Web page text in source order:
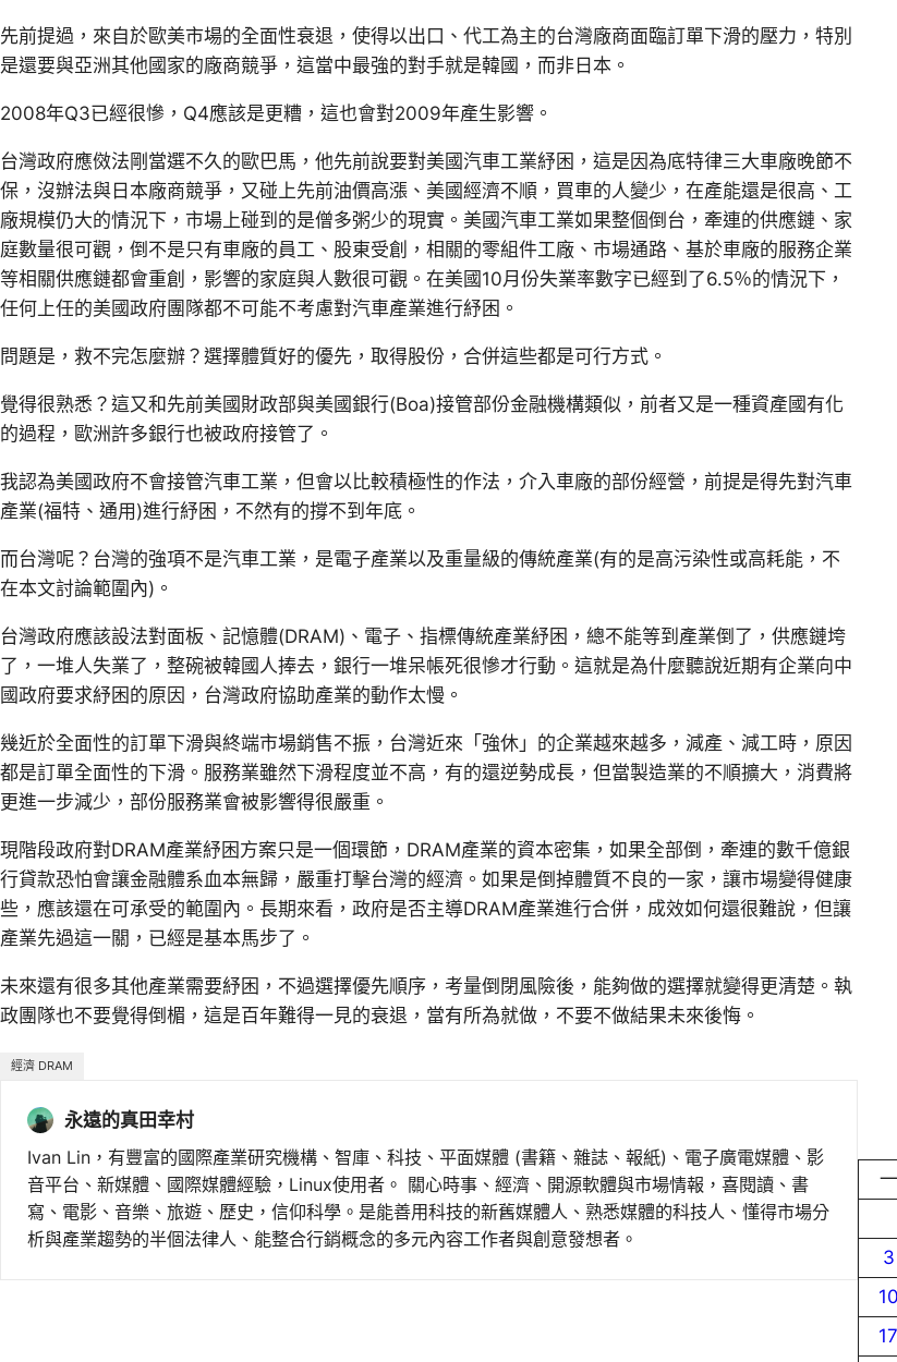
先前提過，來自於歐美市場的全面性衰退，使得以出口、代工為主的台灣廠商面臨訂單下滑的壓力，特別
是還要與亞洲其他國家的廠商競爭，這當中最強的對手就是韓國，而非日本。
2008年Q3已經很慘，Q4應該是更糟，這也會對2009年產生影響。
台灣政府應傚法剛當選不久的歐巴馬，他先前說要對美國汽車工業紓困，這是因為底特律三大車廠晚節不
保，沒辦法與日本廠商競爭，又碰上先前油價高漲、美國經濟不順，買車的人變少，在產能還是很高、工
廠規模仍大的情況下，市場上碰到的是僧多粥少的現實。美國汽車工業如果整個倒台，牽連的供應鏈、家
庭數量很可觀，倒不是只有車廠的員工、股東受創，相關的零組件工廠、市場通路、基於車廠的服務企業
等相關供應鏈都會重創，影響的家庭與人數很可觀。在美國10月份失業率數字已經到了6.5％的情況下，
任何上任的美國政府團隊都不可能不考慮對汽車產業進行紓困。
問題是，救不完怎麼辦？選擇體質好的優先，取得股份，合併這些都是可行方式。
覺得很熟悉？這又和先前美國財政部與美國銀行(Boa)接管部份金融機構類似，前者又是一種資產國有化
的過程，歐洲許多銀行也被政府接管了。
我認為美國政府不會接管汽車工業，但會以比較積極性的作法，介入車廠的部份經營，前提是得先對汽車
產業(福特、通用)進行紓困，不然有的撐不到年底。
而台灣呢？台灣的強項不是汽車工業，是電子產業以及重量級的傳統產業(有的是高污染性或高耗能，不
在本文討論範圍內)。
台灣政府應該設法對面板、記憶體(DRAM)、電子、指標傳統產業紓困，總不能等到產業倒了，供應鏈垮
了，一堆人失業了，整碗被韓國人捧去，銀行一堆呆帳死很慘才行動。這就是為什麼聽說近期有企業向中
國政府要求紓困的原因，台灣政府協助產業的動作太慢。
幾近於全面性的訂單下滑與終端市場銷售不振，台灣近來「強休」的企業越來越多，減產、減工時，原因
都是訂單全面性的下滑。服務業雖然下滑程度並不高，有的還逆勢成長，但當製造業的不順擴大，消費將
更進一步減少，部份服務業會被影響得很嚴重。
現階段政府對DRAM產業紓困方案只是一個環節，DRAM產業的資本密集，如果全部倒，牽連的數千億銀
行貸款恐怕會讓金融體系血本無歸，嚴重打擊台灣的經濟。如果是倒掉體質不良的一家，讓市場變得健康
些，應該還在可承受的範圍內。長期來看，政府是否主導DRAM產業進行合併，成效如何還很難說，但讓
產業先過這一關，已經是基本馬步了。
未來還有很多其他產業需要紓困，不過選擇優先順序，考量倒閉風險後，能夠做的選擇就變得更清楚。執
政團隊也不要覺得倒楣，這是百年難得一見的衰退，當有所為就做，不要不做結果未來後悔。
經濟 DRAM
永遠的真田幸村
Ivan Lin，有豐富的國際產業研究機構、智庫、科技、平面媒體 (書籍、雜誌、報紙)、電子廣電媒體、影
音平台、新媒體、國際媒體經驗，Linux使用者。 關心時事、經濟、開源軟體與市場情報，喜閱讀、書
寫、電影、音樂、旅遊、歷史，信仰科學。是能善用科技的新舊媒體人、熟悉媒體的科技人、懂得市場分
析與產業趨勢的半個法律人、能整合行銷概念的多元內容工作者與創意發想者。
一
3
10
17